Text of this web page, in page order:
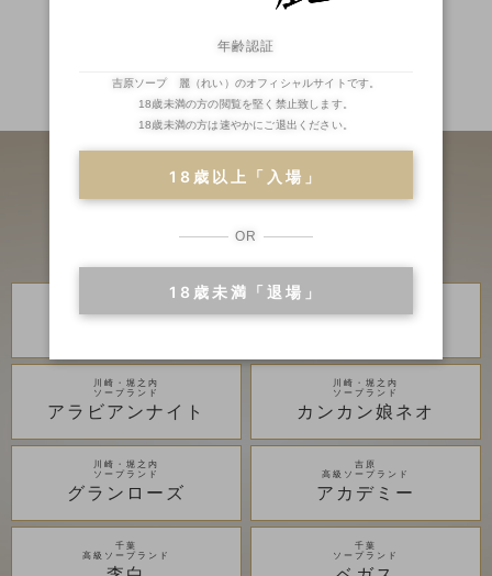
二輪車 ランキング
川崎・堀之内
ソープランド
アラビアンナイト
川崎・堀之内
ソープランド
カンカン娘ネオ
川崎・堀之内
ソープランド
グランローズ
吉原
高級ソープランド
アカデミー
千葉
高級ソープランド
千葉
ソープランド
年齢認証
吉原ソープ 麗（れい）のオフィシャルサイトです。
18歳未満の方の閲覧を堅く禁止致します。
18歳未満の方は速やかにご退出ください。
18歳以上「入場」
OR
18歳未満「退場」